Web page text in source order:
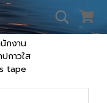
กงาน
ปกาวใส
tape